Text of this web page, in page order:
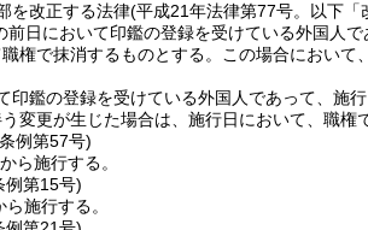
を改正する法律(平成21年法律第77号。以下「
前日において印鑑の登録を受けている外国人
権で抹消するものとする。
この場合において
印鑑の登録を受けている外国人であって、施
変更が生じた場合は、施行日において、職権
条例第57号)
ら施行する。
例第15号)
施行する。